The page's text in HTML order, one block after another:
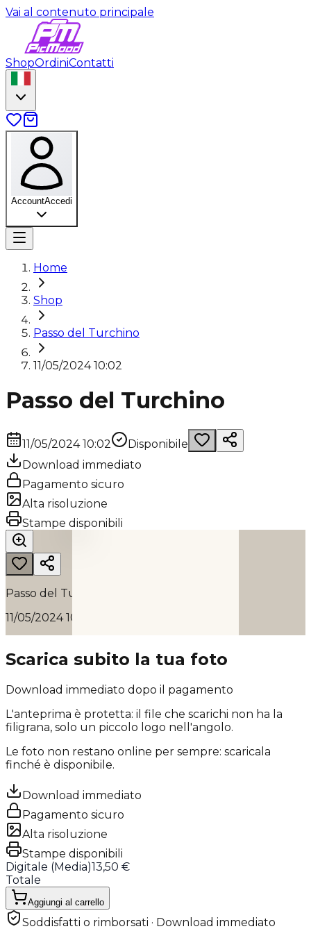
Vai al contenuto principale
ShopOrdiniContatti
AccountAccedi
Home
Shop
Passo del Turchino
11/05/2024 10:02
Passo del Turchino
11/05/2024 10:02
Disponibile
Download immediato
Pagamento sicuro
Alta risoluzione
Stampe disponibili
Passo del Turchino
11/05/2024 10:02
Scarica subito la tua foto
Download immediato dopo il pagamento
L'anteprima è protetta: il file che scarichi non ha la
filigrana, solo un piccolo logo nell'angolo.
Le foto non restano online per sempre: scaricala
finché è disponibile.
Download immediato
Pagamento sicuro
Alta risoluzione
Stampe disponibili
Digitale (Media)13,50 €
Totale
Aggiungi al carrello
Soddisfatti o rimborsati · Download immediato